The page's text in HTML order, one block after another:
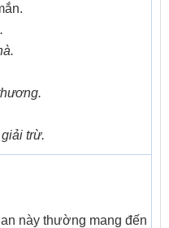
trừ.
này thường mang đến